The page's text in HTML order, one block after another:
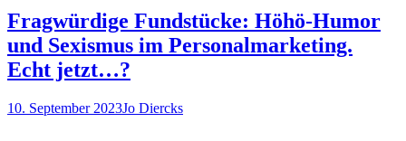
Selbsttest
fungiert:
Das
Fragwürdige Fundstücke: Höhö-Humor
und Sexismus im Personalmarketing.
Echt jetzt…?
10. September 2023Jo Diercks